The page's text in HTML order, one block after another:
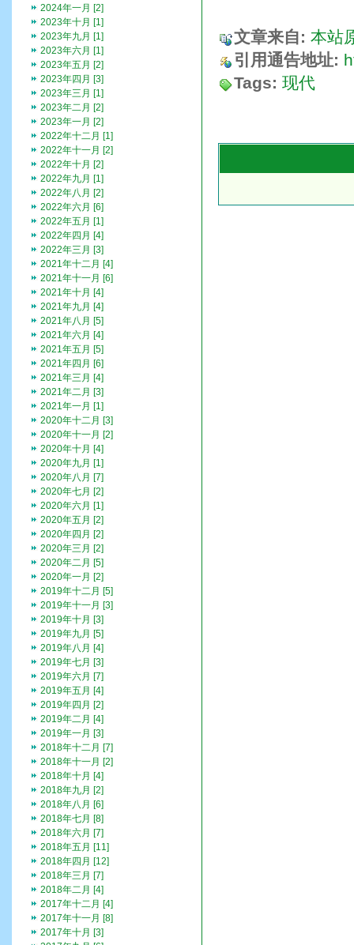
文章来自: 本站
引用通告地址:
Tags: 现代
2024年一月 [2]
2023年十月 [1]
2023年九月 [1]
2023年六月 [1]
2023年五月 [2]
2023年四月 [3]
2023年三月 [1]
2023年二月 [2]
2023年一月 [2]
2022年十二月 [1]
2022年十一月 [2]
2022年十月 [2]
2022年九月 [1]
2022年八月 [2]
2022年六月 [6]
2022年五月 [1]
2022年四月 [4]
2022年三月 [3]
2021年十二月 [4]
2021年十一月 [6]
2021年十月 [4]
2021年九月 [4]
2021年八月 [5]
2021年六月 [4]
2021年五月 [5]
2021年四月 [6]
2021年三月 [4]
2021年二月 [3]
2021年一月 [1]
2020年十二月 [3]
2020年十一月 [2]
2020年十月 [4]
2020年九月 [1]
2020年八月 [7]
2020年七月 [2]
2020年六月 [1]
2020年五月 [2]
2020年四月 [2]
2020年三月 [2]
2020年二月 [5]
2020年一月 [2]
2019年十二月 [5]
2019年十一月 [3]
2019年十月 [3]
2019年九月 [5]
2019年八月 [4]
2019年七月 [3]
2019年六月 [7]
2019年五月 [4]
2019年四月 [2]
2019年二月 [4]
2019年一月 [3]
2018年十二月 [7]
2018年十一月 [2]
2018年十月 [4]
2018年九月 [2]
2018年八月 [6]
2018年七月 [8]
2018年六月 [7]
2018年五月 [11]
2018年四月 [12]
2018年三月 [7]
2018年二月 [4]
2017年十二月 [4]
2017年十一月 [8]
2017年十月 [3]